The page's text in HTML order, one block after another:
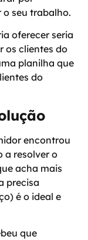
seu trabalho.
oferecer seria
os clientes do
planilha que
do
encontrou
a resolver o
acha mais
precisa
é o ideal e
que